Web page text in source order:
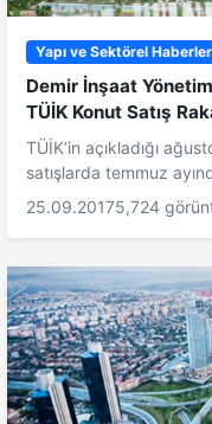
Yapı ve Sektörel Haberler
Demir İnşaat
TÜİK Konut Satış
TÜİK’in açıkladığı
satışlarda temmuz
25.09.20175,724